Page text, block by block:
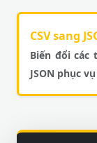
CSV sang
Biến đổi các
JSON phục